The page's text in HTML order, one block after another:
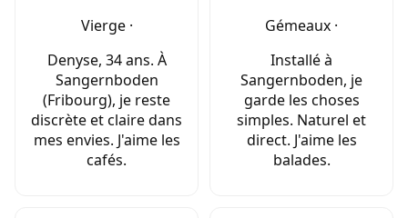
Vierge ·
Denyse, 34 ans. À
Sangernboden
(Fribourg), je reste
discrète et claire dans
mes envies. J'aime les
cafés.
Gémeaux ·
Installé à
Sangernboden, je
garde les choses
simples. Naturel et
direct. J'aime les
balades.